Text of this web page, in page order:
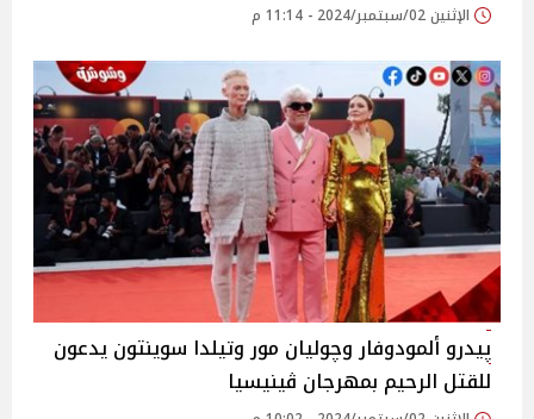
الإثنين 02/سبتمبر/2024 - 11:14 م
پيدرو ألمودوفار وچوليان مور وتيلدا سوينتون يدعون
للقتل الرحيم بمهرجان ڤينيسيا